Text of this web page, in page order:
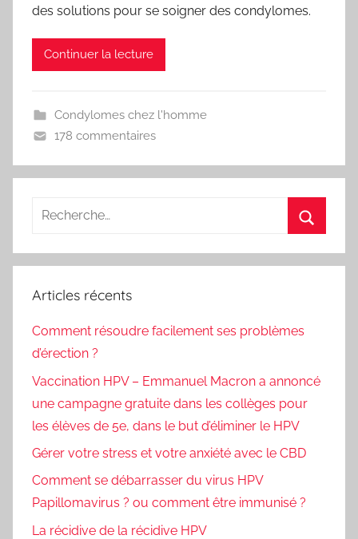
des solutions pour se soigner des condylomes.
Continuer la lecture
Condylomes chez l'homme
178 commentaires
Recherche
:
Articles récents
Comment résoudre facilement ses problèmes
d’érection ?
Vaccination HPV – Emmanuel Macron a annoncé
une campagne gratuite dans les collèges pour
les élèves de 5e, dans le but d’éliminer le HPV
Gérer votre stress et votre anxiété avec le CBD
Comment se débarrasser du virus HPV
Papillomavirus ? ou comment être immunisé ?
La récidive de la récidive HPV